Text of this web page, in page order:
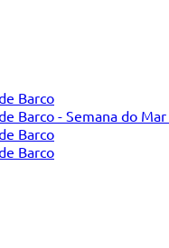
Barco
Barco - Semana do
Barco
Barco